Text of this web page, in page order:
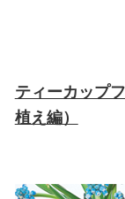
ティーカップ
植え編）